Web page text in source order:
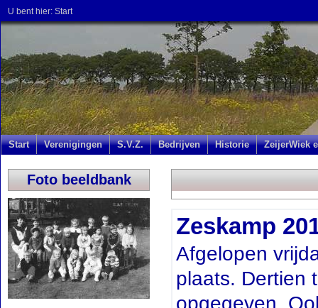
U bent hier: Start
Start Verenigingen S.V.Z. Bedrijven Historie ZeijerWiek
Foto beeldbank
Zeskamp
Afgelopen
plaats. Dertien
opgegeven.